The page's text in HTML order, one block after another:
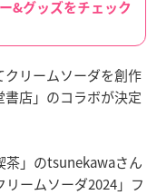
&グッズをチェック
リームソーダを創作
店」のコラボが決定
茶」のtsunekawaさん
ームソーダ2024」フ